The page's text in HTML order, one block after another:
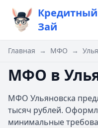
Кредитный
Зай
Главная → МФО →
МФО в
МФО Ульяновска
тысяч рублей.
минимальные